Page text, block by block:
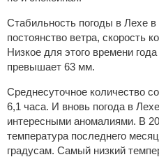
Стабильность погоды в Лехе в
постоянство ветра, скорость
Низкое для этого времени
превышает 63 мм.
Среднесуточное количество
6,1 часа. И вновь погода в
интересными аномалиями. В
температура последнего
градусам. Самый низкий